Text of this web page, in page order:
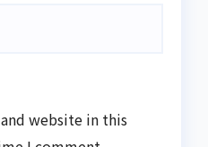
website in this